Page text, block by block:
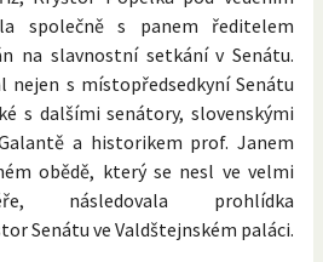
společně s panem ředitelem
na slavnostní setkání v Senátu.
nejen s místopředsedkyní Senátu
s dalšími senátory, slovenskými
a historikem prof. Janem
obědě, který se nesl ve velmi
následovala prohlídka
Senátu ve Valdštejnském paláci.